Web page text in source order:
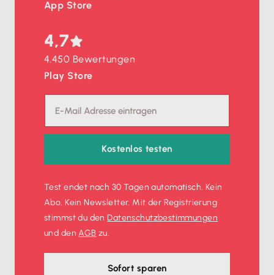
App Store
4,7
Play Store
4.450 Bewertungen
Kostenlos testen
Test endet nach 30 Tagen automatisch. Kein
Abo. Kein Newsletter. Mit der Registrierung
stimmst du denDatenschutz­bestimmungen
und denAGB zu.
Sofort sparen